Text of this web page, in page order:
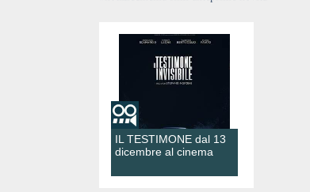
IL TESTIMONE dal 13
dicembre al cinema